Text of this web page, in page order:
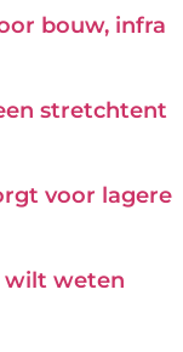
bouw, infra
stretchtent
voor lagere
wilt weten